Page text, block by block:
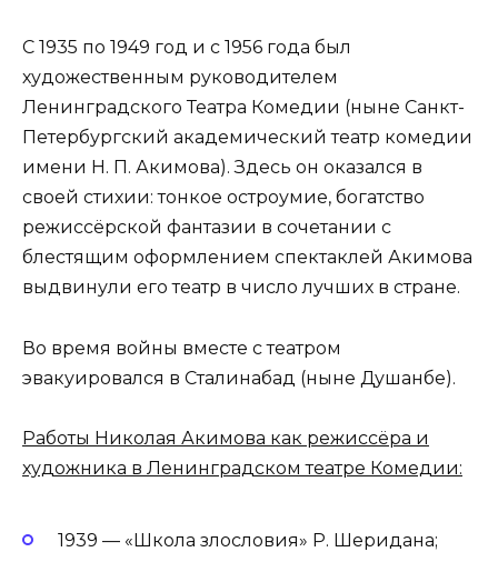
С 1935 по 1949 год и с 1956 года был
художественным руководителем
Ленинградского Театра Комедии (ныне Санкт-
Петербургский академический театр комедии
имени Н. П. Акимова). Здесь он оказался в
своей стихии: тонкое остроумие, богатство
режиссёрской фантазии в сочетании с
блестящим оформлением спектаклей Акимова
выдвинули его театр в число лучших в стране.
Во время войны вместе с театром
эвакуировался в Сталинабад (ныне Душанбе).
Работы Николая Акимова как режиссёра и
художника в Ленинградском театре Комедии:
1939 — «Школа злословия» Р. Шеридана;